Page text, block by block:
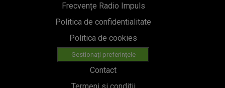
Frecvențe Radio Impuls
Politica de confidentialitate
Politica de cookies
Gestionați preferințele
Contact